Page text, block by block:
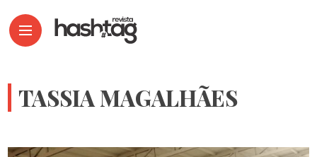
TASSIA MAGALHÃES